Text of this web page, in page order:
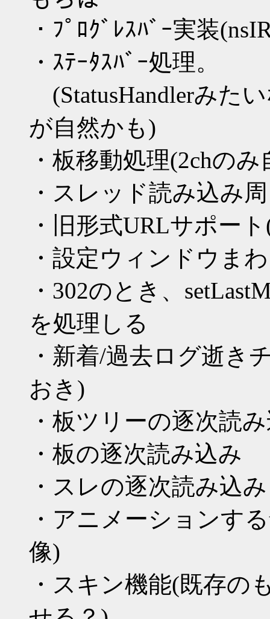
・ﾌﾟﾛｸﾞﾚｽﾊﾞｰ実装
・ｽﾃｰﾀｽﾊﾞｰ処理。
(StatusHandlerみた
が自然かも)
・板移動処理(2chの
・スレッド読み込み
・旧形式URLサポー
・設定ウィンドウま
・302のとき、
を処理しる
・新着/過去ログ逝き
おき)
・板ツリーの逐次読
・板の逐次読み込み
・スレの逐次読み込み
・アニメーションす
像)
・スキン機能(既存の